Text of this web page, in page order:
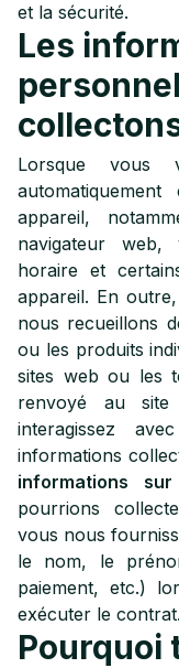
et la sécurité.
Les
Lorsque vous
appareil,
navigateur
horaire et
appareil. En
nous recueillons
ou les produits
sites web ou les
renvoyé au
interagissez
informations
informations
pourrions
vous nous
le nom, le
paiement, etc.)
exécuter le contrat.
Pourquoi